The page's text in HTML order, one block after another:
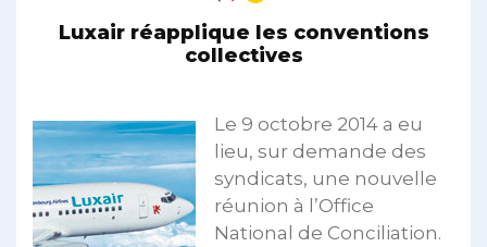
Luxair réapplique les conventions
collectives
Le 9 octobre 2014 a eu
lieu, sur demande des
syndicats, une nouvelle
réunion à l’Office
National de Conciliation.